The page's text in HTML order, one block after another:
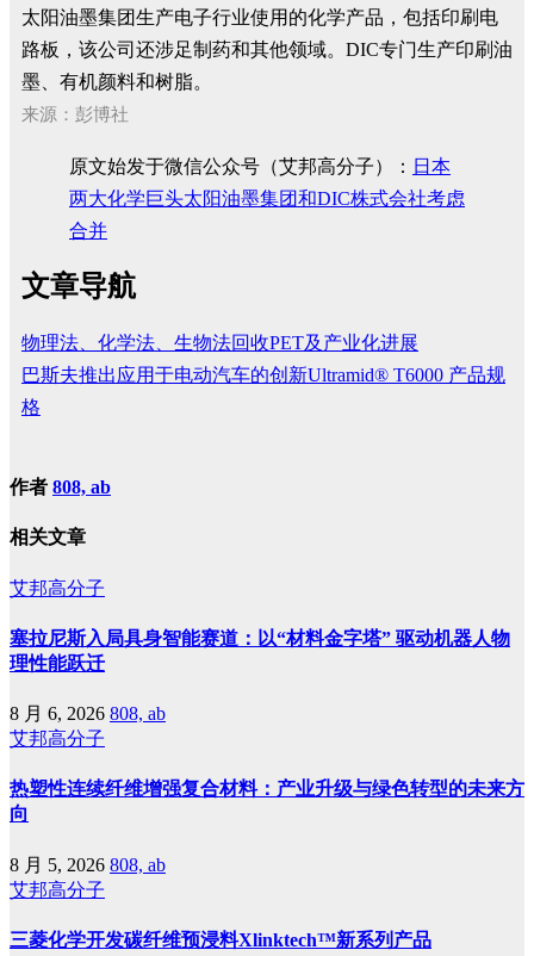
太阳油墨集团生产电子行业使用的化学产品，包括印刷电
路板，该公司还涉足制药和其他领域。DIC专门生产印刷油
墨、有机颜料和树脂。
来源：彭博社
原文始发于微信公众号（艾邦高分子）： 日本
两大化学巨头太阳油墨集团和DIC株式会社考虑
合并
文章导航
物理法、化学法、生物法回收PET及产业化进展
巴斯夫推出应用于电动汽车的创新Ultramid® T6000 产品规
格
作者 808, ab
相关文章
艾邦高分子
塞拉尼斯入局具身智能赛道：以“材料金字塔” 驱动机器人物
理性能跃迁
8 月 6, 2026 808, ab
艾邦高分子
热塑性连续纤维增强复合材料：产业升级与绿色转型的未来方
向
8 月 5, 2026 808, ab
艾邦高分子
三菱化学开发碳纤维预浸料Xlinktech™新系列产品